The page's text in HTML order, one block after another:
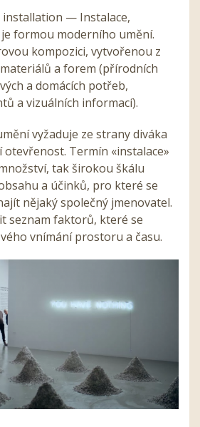
installation — Instalace,
formou moderního umění.
kompozici, vytvořenou z
a forem (přírodních
a domácích potřeb,
a vizuálních informací).
vyžaduje ze strany diváka
otevřenost. Termín «instalace»
tak širokou škálu
a účinků, pro které se
nějaký společný jmenovatel.
seznam faktorů, které se
vnímání prostoru a času.